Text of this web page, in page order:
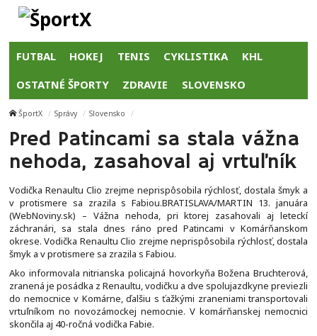
FUTBAL HOKEJ TENIS CYKLISTIKA KHL
OSTATNÉ ŠPORTY ZDRAVIE SLOVENSKO
ŠportX Správy Slovensko
Pred Patincami sa stala vážna
nehoda, zasahoval aj vrtuľník
Vodička Renaultu Clio zrejme neprispôsobila rýchlosť, dostala šmyk a
v protismere sa zrazila s Fabiou.BRATISLAVA/MARTIN 13. januára
(WebNoviny.sk) – Vážna nehoda, pri ktorej zasahovali aj leteckí
záchranári, sa stala dnes ráno pred Patincami v Komárňanskom
okrese. Vodička Renaultu Clio zrejme neprispôsobila rýchlosť, dostala
šmyk a v protismere sa zrazila s Fabiou.
Ako informovala nitrianska policajná hovorkyňa Božena Bruchterová,
zranená je posádka z Renaultu, vodičku a dve spolujazdkyne previezli
do nemocnice v Komárne, ďalšiu s ťažkými zraneniami transportovali
vrtuľníkom no novozámockej nemocnie. V komárňanskej nemocnici
skončila aj 40-ročná vodička Fabie.